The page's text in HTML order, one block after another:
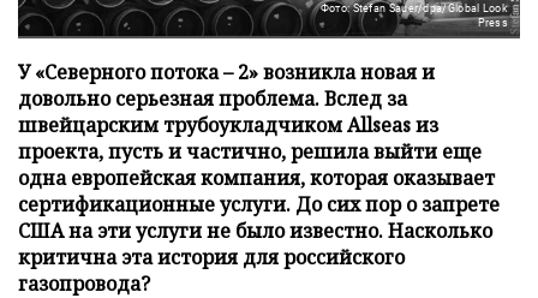
Фото: Stefan Sauer/dpa/Global Look
Press
У «Северного потока – 2» возникла новая и
довольно серьезная проблема. Вслед за
швейцарским трубоукладчиком Allseas из
проекта, пусть и частично, решила выйти еще
одна европейская компания, которая оказывает
сертификационные услуги. До сих пор о запрете
США на эти услуги не было известно. Насколько
критична эта история для российского
газопровода?